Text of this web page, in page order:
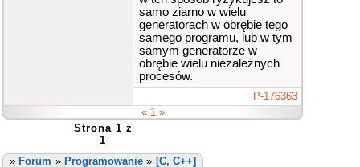
samo ziarno w wielu
generatorach w obrębie tego
samego programu, lub w tym
samym generatorze w
obrębie wielu niezależnych
procesów.
P-176363
« 1 »
Strona 1 z
1
» Forum » Programowanie » [C, C++]